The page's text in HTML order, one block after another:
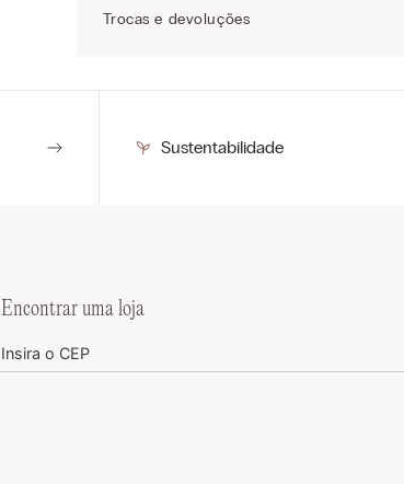
Trocas e devoluções
Sustentabilidade
Encontrar uma loja